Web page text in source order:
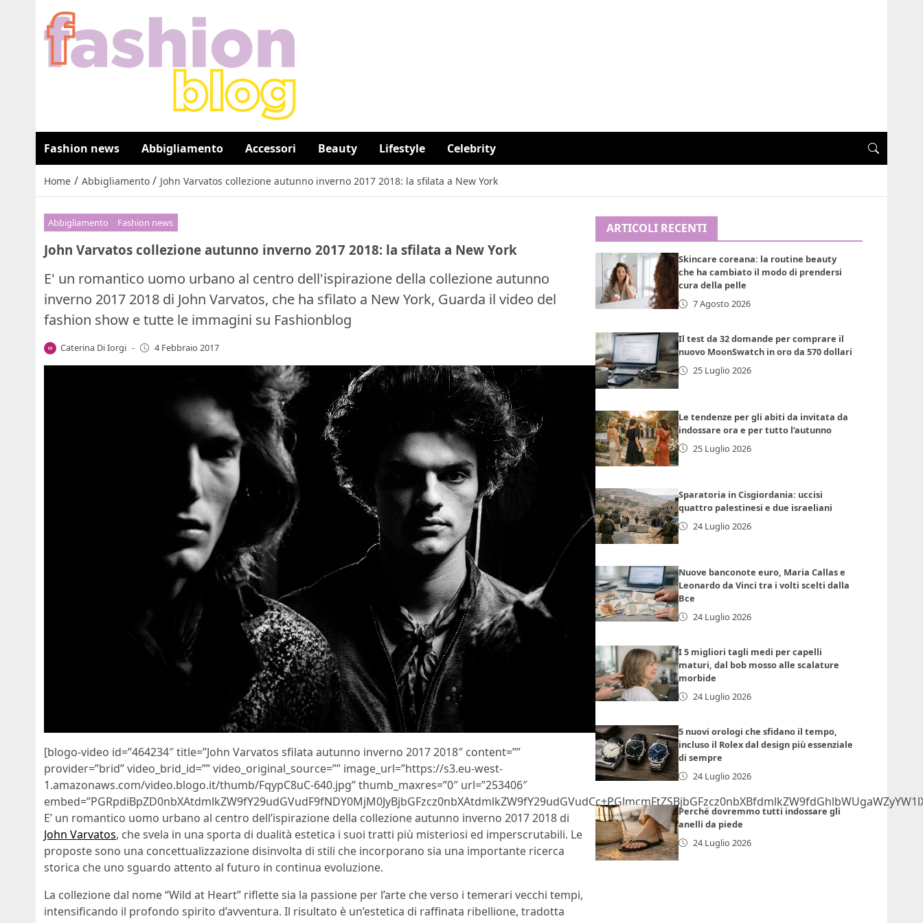
Fashion news Abbigliamento Accessori Beauty Lifestyle Celebrity
Home / Abbigliamento / John Varvatos collezione autunno inverno 2017 2018: la sfilata a New York
Abbigliamento Fashion news
John Varvatos collezione autunno inverno 2017 2018: la sfilata a New York
E' un romantico uomo urbano al centro dell'ispirazione della collezione autunno
inverno 2017 2018 di John Varvatos, che ha sfilato a New York, Guarda il video del
fashion show e tutte le immagini su Fashionblog
Caterina Di Iorgi - 4 Febbraio 2017
[blogo-video id=”464234″ title=”John Varvatos sfilata autunno inverno 2017 2018″ content=””
provider=”brid” video_brid_id=”” video_original_source=”” image_url=”https://s3.eu-west-
1.amazonaws.com/video.blogo.it/thumb/FqypC8uC-640.jpg” thumb_maxres=”0″ url=”253406″
E’ un romantico uomo urbano al centro dell’ispirazione della collezione autunno inverno 2017 2018 di
John Varvatos, che svela in una sporta di dualità estetica i suoi tratti più misteriosi ed imperscrutabili. Le
proposte sono una concettualizzazione disinvolta di stili che incorporano sia una importante ricerca
storica che uno sguardo attento al futuro in continua evoluzione.
La collezione dal nome “Wild at Heart” riflette sia la passione per l’arte che verso i temerari vecchi tempi,
intensificando il profondo spirito d’avventura. Il risultato è un’estetica di raffinata ribellione, tradotta
ARTICOLI RECENTI
Skincare coreana: la routine beauty
che ha cambiato il modo di prendersi
cura della pelle
7 Agosto 2026
Il test da 32 domande per comprare il
nuovo MoonSwatch in oro da 570 dollari
25 Luglio 2026
Le tendenze per gli abiti da invitata da
indossare ora e per tutto l’autunno
25 Luglio 2026
Sparatoria in Cisgiordania: uccisi
quattro palestinesi e due israeliani
24 Luglio 2026
Nuove banconote euro, Maria Callas e
Leonardo da Vinci tra i volti scelti dalla
Bce
24 Luglio 2026
I 5 migliori tagli medi per capelli
maturi, dal bob mosso alle scalature
morbide
24 Luglio 2026
5 nuovi orologi che sfidano il tempo,
incluso il Rolex dal design più essenziale
di sempre
24 Luglio 2026
Perché dovremmo tutti indossare gli
anelli da piede
24 Luglio 2026